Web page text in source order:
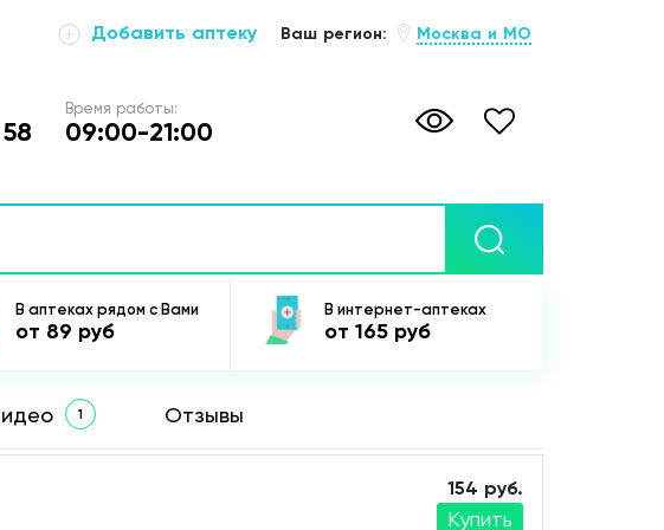
Добавить аптеку Ваш регион: Москва и МО
Время работы:
09:00-21:00
В аптеках рядом с Вами
от 89 руб
В интернет-аптеках
от 165 руб
1 Отзывы
154 руб.
Купить